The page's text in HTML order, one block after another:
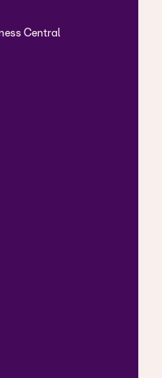
Central